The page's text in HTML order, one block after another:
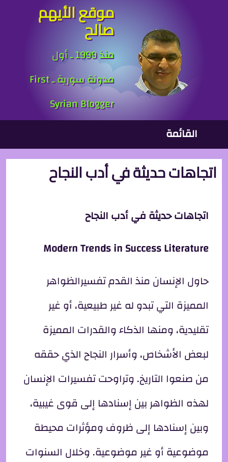
موقع الأيهم
صالح
منذ 1999 ـ أول
مدونة سورية ـ First
Syrian Blogger
القائمة الرئيسية
القائمة
اتجاهات حديثة في أدب النجاح
اتجاهات حديثة في أدب النجاح
Modern Trends in Success Literature
حاول الإنسان منذ القدم تفسيرالظواهر
المميزة التي تبدو له غير طبيعية، أو غير
تقليدية، ومنها الذكاء والقدرات المميزة
لبعض الأشخاص، وأسرار النجاح الذي حققه
من صنعوا التاريخ. وتراوحت تفسيرات الإنسان
لهذه الظواهر بين إسنادها إلى قوى غيبية،
وبين إسنادها إلى ظروف ومؤثرات محيطة
موضوعية أو غير موضوعية. وخلال السنوات